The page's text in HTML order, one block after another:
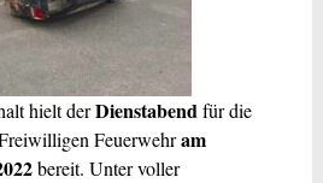
hielt derDienstabendfür die
Feuerwehram
bereit. Unter voller